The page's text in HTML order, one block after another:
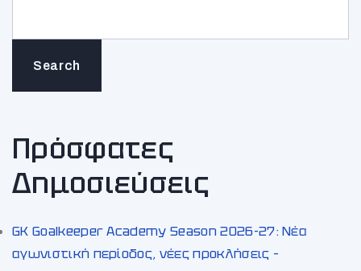
Search
Πρόσφατες
Δημοσιεύσεις
GK Goalkeeper Academy Season 2026-27: Νέα
αγωνιστική περίοδος, νέες προκλήσεις –